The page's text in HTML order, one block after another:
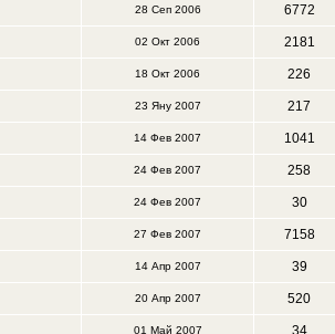
28 Сеп 2006 6772
02 Окт 2006 2181
18 Окт 2006 226
23 Яну 2007 217
14 Фев 2007 1041
24 Фев 2007 258
24 Фев 2007 30
27 Фев 2007 7158
14 Апр 2007 39
20 Апр 2007 520
01 Май 2007 34